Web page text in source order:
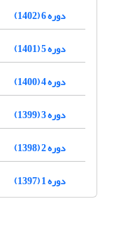
دوره 6 (1402)
دوره 5 (1401)
دوره 4 (1400)
دوره 3 (1399)
دوره 2 (1398)
دوره 1 (1397)